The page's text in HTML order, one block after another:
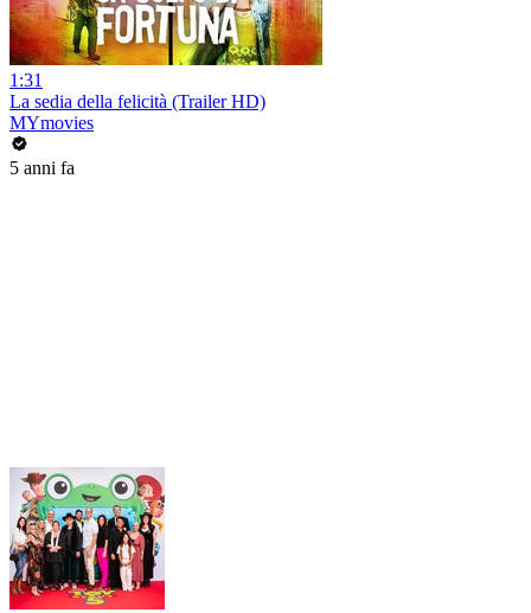
1:31
La sedia della felicità (Trailer HD)
MYmovies
5 anni fa